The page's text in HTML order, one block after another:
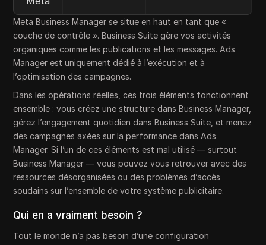
Meta Business Manager se situe en haut en tant que «
couche de contrôle ». Business Suite gère vos activités
organiques comme les publications et les messages. Ads
Manager est uniquement dédié à l’exécution et à
l’optimisation des campagnes.
Dans les opérations réelles, ces trois éléments fonctionnent
ensemble : vous créez une structure dans Business Manager,
gérez l’engagement quotidien dans Business Suite, et menez
des campagnes axées sur la performance dans Ads
Manager. Si l’un de ces éléments est mal utilisé — surtout
Business Manager — vous pouvez vous retrouver avec des
ressources désorganisées ou des problèmes d’accès
soudains sur l’ensemble de votre système publicitaire.
Qui en a vraiment besoin ?
Tout le monde n’a pas besoin d’une configuration